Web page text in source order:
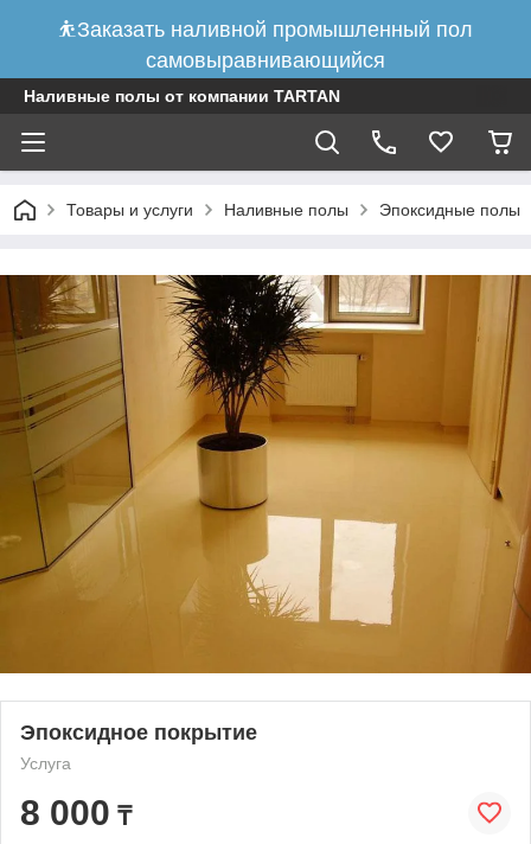
⛹Заказать наливной промышленный пол
самовыравнивающийся
Наливные полы от компании TARTAN
Товары и услуги Наливные полы Эпоксидные полы
Эпоксидное покрытие
Услуга
8 000 ₸